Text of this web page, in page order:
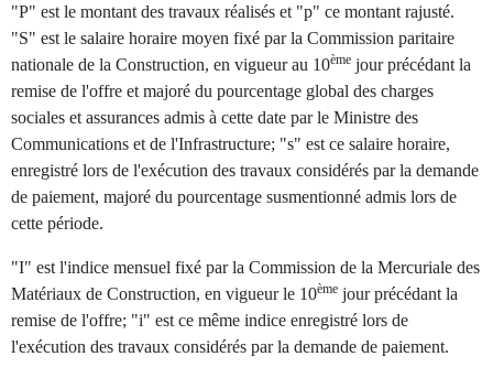
"P" est le montant des travaux réalisés et "p" ce montant rajusté.
"S" est le salaire horaire moyen fixé par la Commission paritaire
nationale de la Construction, en vigueur au 10ème jour précédant la
remise de l'offre et majoré du pourcentage global des charges
sociales et assurances admis à cette date par le Ministre des
Communications et de l'Infrastructure; "s" est ce salaire horaire,
enregistré lors de l'exécution des travaux considérés par la demande
de paiement, majoré du pourcentage susmentionné admis lors de
cette période.
"I" est l'indice mensuel fixé par la Commission de la Mercuriale des
Matériaux de Construction, en vigueur le 10ème jour précédant la
remise de l'offre; "i" est ce même indice enregistré lors de
l'exécution des travaux considérés par la demande de paiement.